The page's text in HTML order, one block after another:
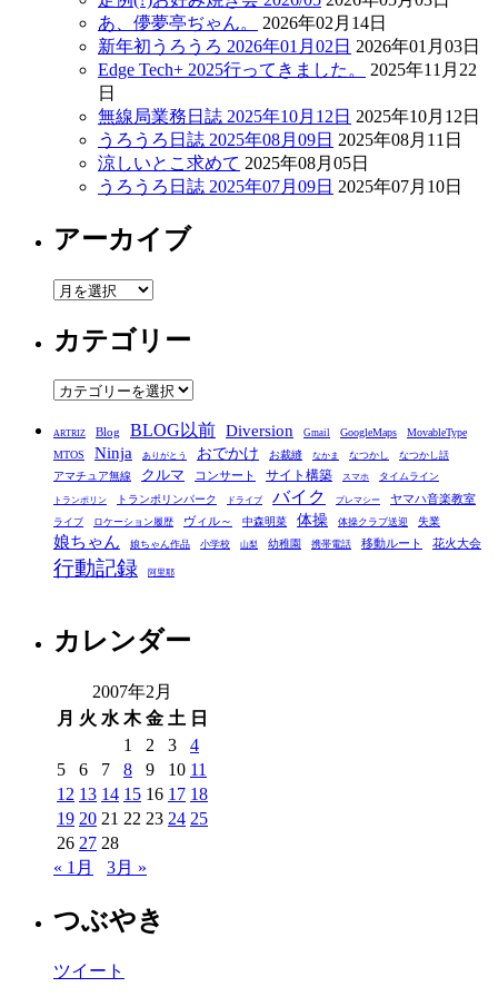
あ、儚夢亭ぢゃん。
2026年02月14日
新年初うろうろ 2026年01月02日 2026年01月03日
Edge Tech+ 2025行ってきました。
2025年11月22
日
無線局業務日誌 2025年10月12日 2025年10月12日
うろうろ日誌 2025年08月09日 2025年08月11日
涼しいとこ求めて 2025年08月05日
うろうろ日誌 2025年07月09日 2025年07月10日
アーカイブ
ア
カ
イ
ブ
カテゴリー
カ
ゴ
リ
ー
ARTRIZ Blog BLOG以前 Diversion Gmail GoogleMaps
MovableType
MTOS
Ninja ありがとう おでかけ お裁縫 なかま なつかし なつかし話
アマチュア無線 クルマ コンサート サイト構築 スマホ タイムライン
トランポリン トランポリンパーク ドライブ バイク プレマシー ヤマハ音楽教室
ライブ ロケーション履歴 ヴィル～ 中森明菜 体操 体操クラブ送迎 失業
娘ちゃん 娘ちゃん作品 小学校 山梨 幼稚園 携帯電話 移動ルート 花火大会
行動記録 阿里耶
カレンダー
2007年2月
月 火 水 木 金 土 日
1
2 3
4
5
6 7 8 9 10 11
12 13 14 15 16 17 18
19 20 21 22 23 24 25
26 27 28
« 1月
3月 »
つぶやき
ツイート